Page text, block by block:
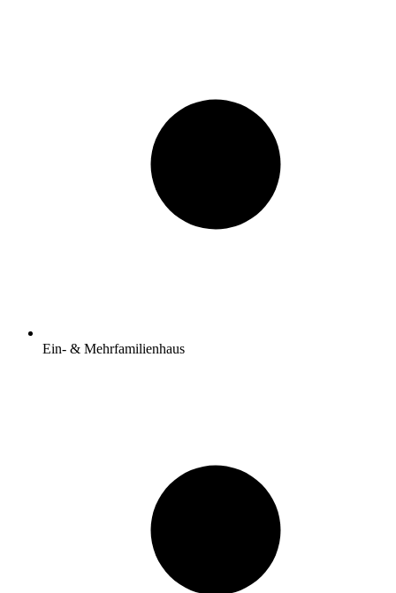
Ein- & Mehrfamilienhaus